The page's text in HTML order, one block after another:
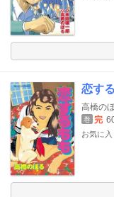
恋す
高橋の
巻 完
お気に入